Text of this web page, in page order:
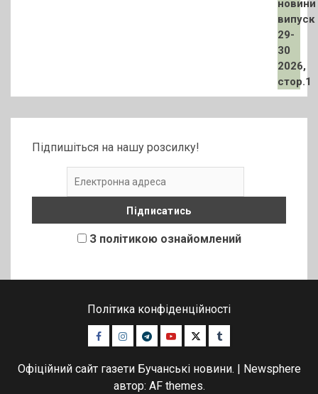
Підпишіться на нашу розсилку!
З політикою ознайомлений
Політика конфіденційності
Facebook
Instagram
TelegramYoutubeTwitterTumblr
Офіційний сайт газети Бучанські новини.
Newsphere
автор: AF themes.